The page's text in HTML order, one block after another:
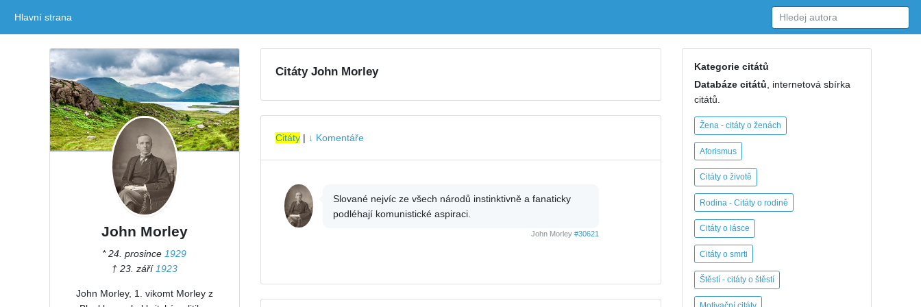
Hlavní strana
John Morley
* 24. prosince 1929
† 23. září 1923
John Morley, 1. vikomt Morley z
Citáty John Morley
Citáty| ↓ Komentáře
Slované nejvíc ze všech národů instinktivně a fanaticky
podléhají komunistické aspiraci.
John Morley #30621
Kategorie citátů
Databáze citátů , internetová sbírka
citátů.
Žena - citáty o ženách
Aforismus
Citáty o životě
Rodina - Citáty o rodině
Citáty o lásce
Citáty o smrti
Štěstí - citáty o štěstí